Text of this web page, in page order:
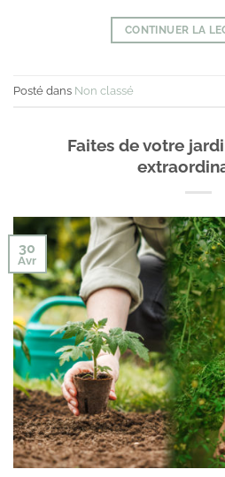
CONTINUER LA
Posté dans Non classé
Faites de votre
30
Avr